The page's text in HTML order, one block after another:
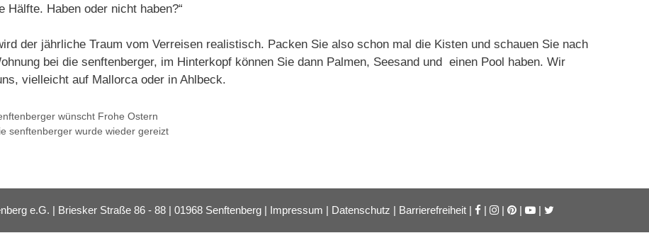
Hälfte. Haben oder nicht haben?“
der jährliche Traum vom Verreisen realistisch. Packen Sie also schon mal die Kisten und schauen Sie nach
bei die senftenberger, im Hinterkopf können Sie dann Palmen, Seesand und einen Pool haben. Wir
vielleicht auf Mallorca oder in Ahlbeck.
wünscht Frohe Ostern
senftenberger wurde wieder gereizt
e.G. | Briesker Straße 86 - 88 | 01968 Senftenberg | Impressum | Datenschutz | Barrierefreiheit | | | | |